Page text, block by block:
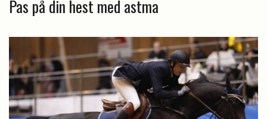
Pas på din hest med astma